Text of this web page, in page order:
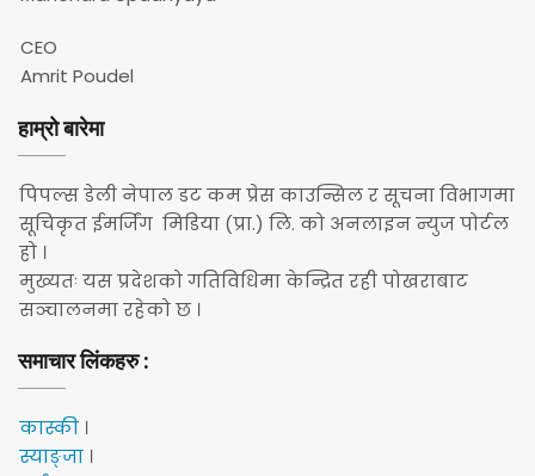
CEO
Amrit Poudel
हाम्रो बारेमा
पिपल्स डेली नेपाल डट कम प्रेस काउन्सिल र सूचना विभागमा
सूचिकृत ईमर्जिंग मिडिया (प्रा.) लि. को अनलाइन न्युज पोर्टल
हो ।
मुख्यतः यस प्रदेशको गतिविधिमा केन्द्रित रही पोखराबाट
सञ्चालनमा रहेको छ ।
समाचार लिंकहरु :
कास्की ।
स्याङ्जा ।